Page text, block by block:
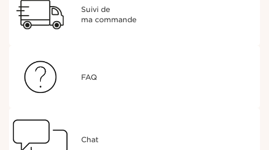
Suivi de
ma commande
FAQ
Chat